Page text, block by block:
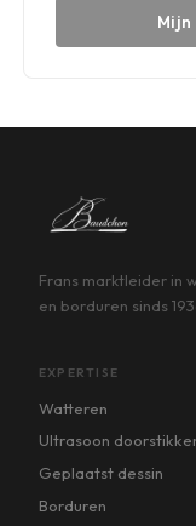
Frans marktleider in
en borduren sinds
EXPERTISE
Watteren
Ultrasoon
Geplaatst dessin
Borduren